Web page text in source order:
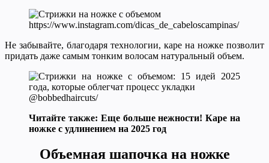
https://www.instagram.com/dicas_de_cabeloscampinas/
Не забывайте, благодаря технологии, каре на ножке позволит
придать даже самым тонким волосам натуральный объем.
@bobbedhaircuts/
Читайте также: Еще больше нежности! Каре на
ножке с удлинением на 2025 год
Объемная шапочка на ножке